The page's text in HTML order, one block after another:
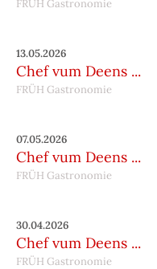
FRÜH Gastronomie
13.05.2026
Chef vum Deens ...
FRÜH Gastronomie
07.05.2026
Chef vum Deens ...
FRÜH Gastronomie
30.04.2026
Chef vum Deens ...
FRÜH Gastronomie